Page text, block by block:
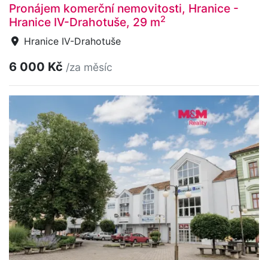
Pronájem komerční nemovitosti, Hranice -
Hranice IV-Drahotuše, 29 m2
Hranice IV-Drahotuše
6 000 Kč /za měsíc